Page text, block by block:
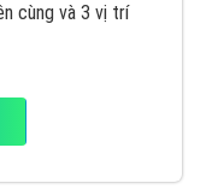
cùng và 3 vị trí